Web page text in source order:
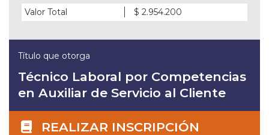
Valor Total $ 2.954.200
Título que otorga
Técnico Laboral por Competencias
en Auxiliar de Servicio al Cliente
REALIZAR INSCRIPCIÓN